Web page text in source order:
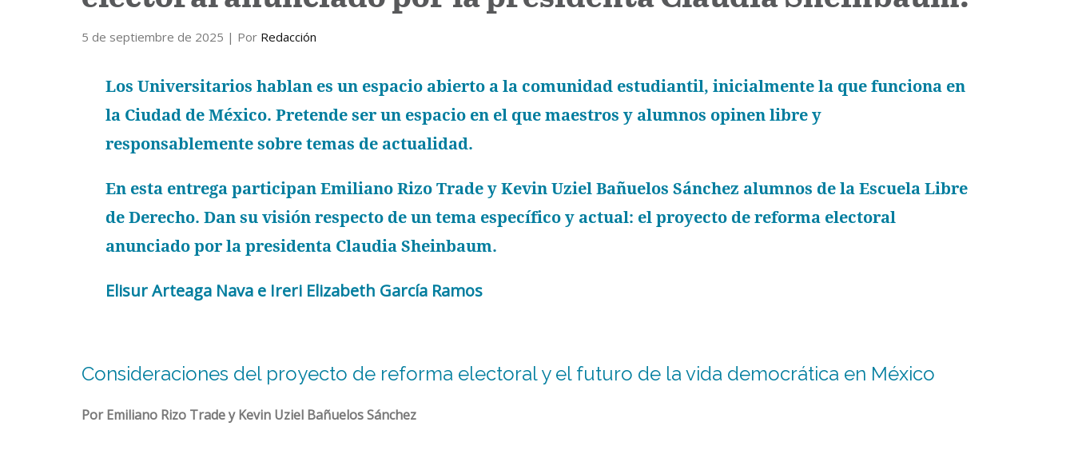
5 de septiembre de 2025 | Por Redacción
Los Universitarios hablan es un espacio abierto a la comunidad estudiantil, inicialmente la que funciona en
la Ciudad de México. Pretende ser un espacio en el que maestros y alumnos opinen libre y
responsablemente sobre temas de actualidad.
En esta entrega participan Emiliano Rizo Trade y Kevin Uziel Bañuelos Sánchez alumnos de la Escuela Libre
de Derecho. Dan su visión respecto de un tema específico y actual: el proyecto de reforma electoral
anunciado por la presidenta Claudia Sheinbaum.
Elisur Arteaga Nava e Ireri Elizabeth García Ramos
Consideraciones del proyecto de reforma electoral y el futuro de la vida democrática en México
Por Emiliano Rizo Trade y Kevin Uziel Bañuelos Sánchez